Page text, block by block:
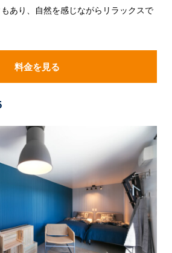
あり、自然を感じながらリラックスで
料金を見る